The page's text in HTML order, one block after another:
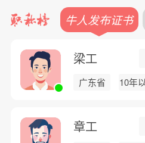
牛人发布证书
梁工
广东省 10年
章工